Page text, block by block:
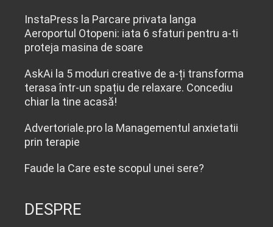
InstaPress la Parcare privata langa
Aeroportul Otopeni: iata 6 sfaturi pentru a-ti
proteja masina de soare
AskAi la 5 moduri creative de a-ți transforma
terasa într-un spațiu de relaxare. Concediu
chiar la tine acasă!
Advertoriale.pro la Managementul anxietatii
prin terapie
Faude la Care este scopul unei sere?
DESPRE